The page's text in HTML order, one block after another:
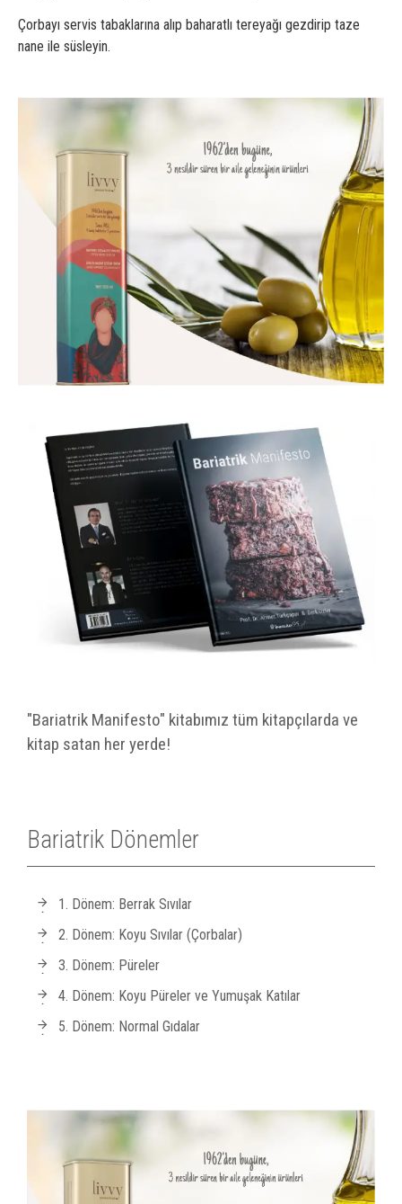
Çorbayı servis tabaklarına alıp baharatlı tereyağı gezdirip taze
nane ile süsleyin.
"Bariatrik Manifesto" kitabımız tüm kitapçılarda ve
kitap satan her yerde!
Bariatrik Dönemler
1. Dönem: Berrak Sıvılar
2. Dönem: Koyu Sıvılar (Çorbalar)
3. Dönem: Püreler
4. Dönem: Koyu Püreler ve Yumuşak Katılar
5. Dönem: Normal Gıdalar